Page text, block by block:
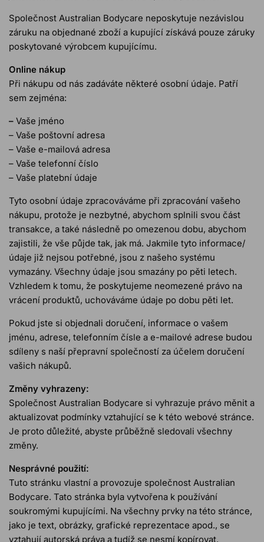
Společnost Australian Bodycare neposkytuje nezávislou
záruku na objednané zboží a kupující získává pouze záruky
poskytované výrobcem kupujícímu.
Online nákup
Při nákupu od nás zadáváte některé osobní údaje. Patří
sem zejména:
– Vaše jméno
– Vaše poštovní adresa
– Vaše e-mailová adresa
– Vaše telefonní číslo
– Vaše platební údaje
Tyto osobní údaje zpracováváme při zpracování vašeho
nákupu, protože je nezbytné, abychom splnili svou část
transakce, a také následně po omezenou dobu, abychom
zajistili, že vše půjde tak, jak má. Jakmile tyto informace/
údaje již nejsou potřebné, jsou z našeho systému
vymazány. Všechny údaje jsou smazány po pěti letech.
Vzhledem k tomu, že poskytujeme neomezené právo na
vrácení produktů, uchováváme údaje po dobu pěti let.
Pokud jste si objednali doručení, informace o vašem
jménu, adrese, telefonním čísle a e-mailové adrese budou
sdíleny s naší přepravní společností za účelem doručení
vašich nákupů.
Změny vyhrazeny:
Společnost Australian Bodycare si vyhrazuje právo měnit a
aktualizovat podmínky vztahující se k této webové stránce.
Je proto důležité, abyste průběžně sledovali všechny
změny.
Nesprávné použití:
Tuto stránku vlastní a provozuje společnost Australian
Bodycare. Tato stránka byla vytvořena k používání
soukromými kupujícími. Na všechny prvky na této stránce,
jako je text, obrázky, grafické reprezentace apod., se
vztahují autorská práva a tudíž se nesmí kopírovat,